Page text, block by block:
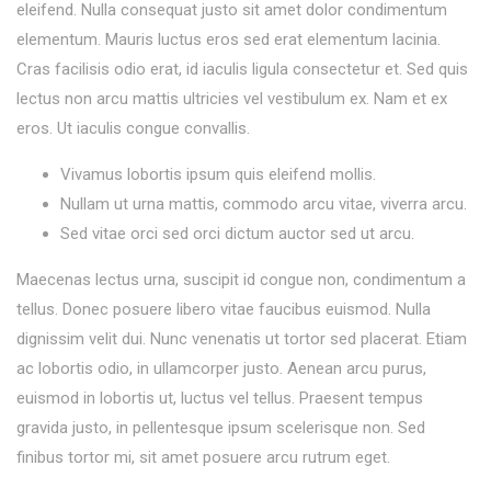
eleifend. Nulla consequat justo sit amet dolor condimentum
elementum. Mauris luctus eros sed erat elementum lacinia.
Cras facilisis odio erat, id iaculis ligula consectetur et. Sed quis
lectus non arcu mattis ultricies vel vestibulum ex. Nam et ex
eros. Ut iaculis congue convallis.
Vivamus lobortis ipsum quis eleifend mollis.
Nullam ut urna mattis, commodo arcu vitae, viverra arcu.
Sed vitae orci sed orci dictum auctor sed ut arcu.
Maecenas lectus urna, suscipit id congue non, condimentum a
tellus. Donec posuere libero vitae faucibus euismod. Nulla
dignissim velit dui. Nunc venenatis ut tortor sed placerat. Etiam
ac lobortis odio, in ullamcorper justo. Aenean arcu purus,
euismod in lobortis ut, luctus vel tellus. Praesent tempus
gravida justo, in pellentesque ipsum scelerisque non. Sed
finibus tortor mi, sit amet posuere arcu rutrum eget.